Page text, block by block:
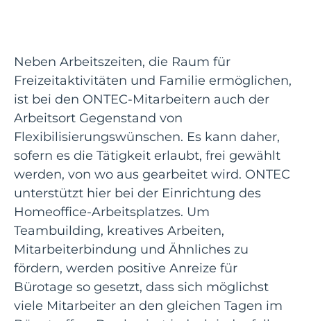
Neben Arbeitszeiten, die Raum für
Freizeitaktivitäten und Familie ermöglichen,
ist bei den ONTEC-Mitarbeitern auch der
Arbeitsort Gegenstand von
Flexibilisierungswünschen. Es kann daher,
sofern es die Tätigkeit erlaubt, frei gewählt
werden, von wo aus gearbeitet wird. ONTEC
unterstützt hier bei der Einrichtung des
Homeoffice-Arbeitsplatzes. Um
Teambuilding, kreatives Arbeiten,
Mitarbeiterbindung und Ähnliches zu
fördern, werden positive Anreize für
Bürotage so gesetzt, dass sich möglichst
viele Mitarbeiter an den gleichen Tagen im